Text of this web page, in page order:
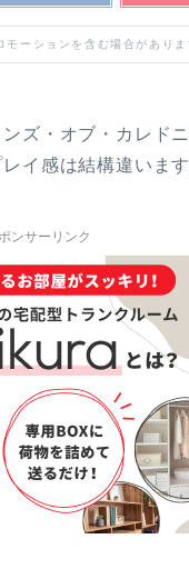
ーションを含む場合がありま
ズ・オブ・カレド
イ感は結構違います
ンサーリンク